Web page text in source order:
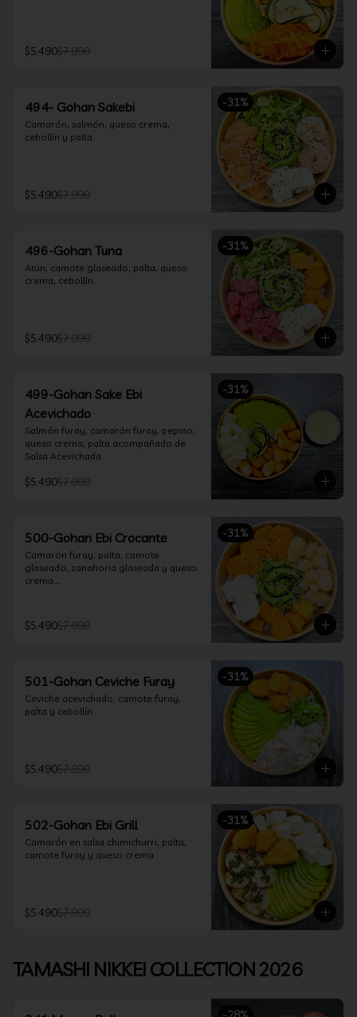
$5.490$7.990
-31%
494- Gohan Sakebi
Camarón, salmón, queso crema,
cebollín y palta.
$5.490$7.990
-31%
496-Gohan Tuna
Atún, camote glaseado, palta, queso
crema, cebollín.
$5.490$7.990
-31%
499-Gohan Sake Ebi
Acevichado
Salmón furay, camarón furay, pepino,
queso crema, palta acompañado de
Salsa Acevichada.
$5.490$7.990
-31%
500-Gohan Ebi Crocante
Camarón furay, palta, camote
glaseado, zanahoria glaseada y queso
crema.
$5.490$7.990
-31%
501-Gohan Ceviche Furay
Ceviche acevichado, camote furay,
palta y cebollín.
$5.490$7.990
-31%
502-Gohan Ebi Grill
Camarón en salsa chimichurri, palta,
camote furay y queso crema.
$5.490$7.990
TAMASHI NIKKEI COLLECTION 2026